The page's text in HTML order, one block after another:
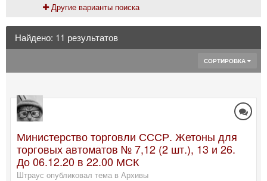
Другие варианты поиска
Найдено: 11 результатов
СОРТИРОВКА
Министерство торговли СССР. Жетоны для
торговых автоматов № 7,12 (2 шт.), 13 и 26.
До 06.12.20 в 22.00 МСК
Штраус опубликовал тема в Архивы